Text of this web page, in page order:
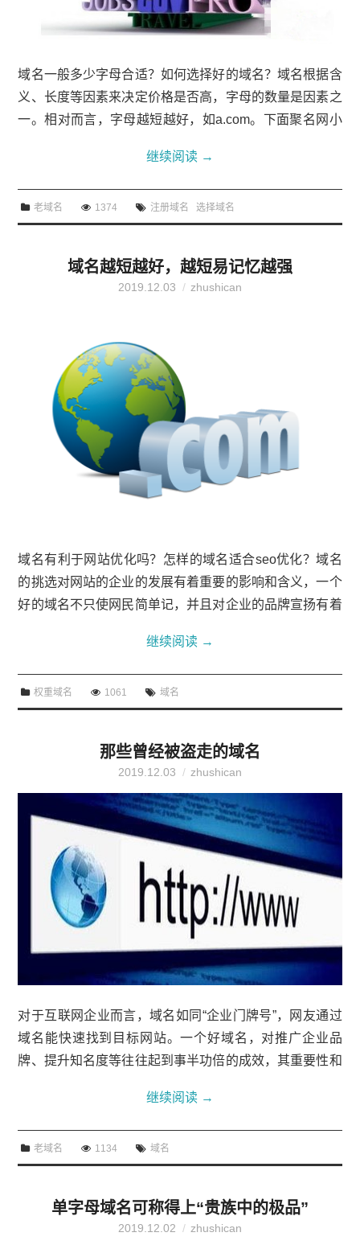
域名一般多少字母合适？如何选择好的域名？域名根据含
义、长度等因素来决定价格是否高，字母的数量是因素之
一。相对而言，字母越短越好，如a.com。下面聚名网小
名。域名一般多少字母合适？如何选择好的域名？域名一
般是这样的：一个词的域名是金的，两个词中的一个是优
的，三个词中的一个只是一般的，如果有三个以上的词，
何选择域名？1、尽量简短单字母、2字母域名现在都是天
价，3字母域名价格也不菲...
继续阅读 →
老域名 1374 注册域名 选择域名
域名越短越好，越短易记忆越强
2019.12.03 zhushican
域名有利于网站优化吗？怎样的域名适合seo优化？域名
的挑选对网站的企业的发展有着重要的影响和含义，一个
好的域名不只使网民简单记，并且对企业的品牌宣扬有着
素，尽管对SEO的作用的影响并不是很大，但这些要素咱
们还是有必要考虑的，这样会更有利于网站后期的优化。
那么挑选什么域名有利于网站优化？下面小编就带大家看
名有利于网站优化吗？怎样的域名适合seo优化？域名注
册的时分，首先找与主题...
继续阅读 →
权重域名 1061 域名
那些曾经被盗走的域名
2019.12.03 zhushican
对于互联网企业而言，域名如同“企业门牌号”，网友通过
域名能快速找到目标网站。一个好域名，对推广企业品
牌、提升知名度等往往起到事半功倍的成效，其重要性和
时，域名安全也是一个备受关注的话题，不少不法分子心
生觊觎起了“偷盗之心”，域名被盗的案件屡见不鲜，看到
自己精心保护的域名就这样落入他人口袋，怎能不令人心
思考域名的安全问题。那些曾经被盗走的域名百度（baid
u.com）、大众点评网（...
继续阅读 →
老域名 1134 域名
单字母域名可称得上“贵族中的极品”
2019.12.02 zhushican